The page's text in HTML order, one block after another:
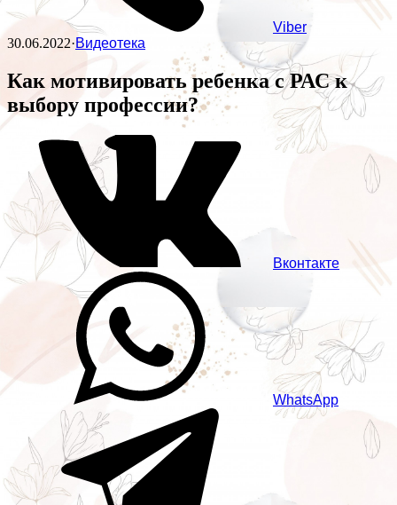
Viber
30.06.2022·Видеотека
Как мотивировать ребенка с РАС к
выбору профессии?
Вконтакте
WhatsApp